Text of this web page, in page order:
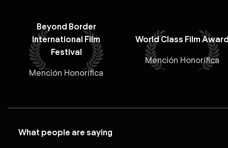
Beyond Border
International Film
Festival
Mención Honorífica
World Class Film
Mención Honorífica
What people are saying